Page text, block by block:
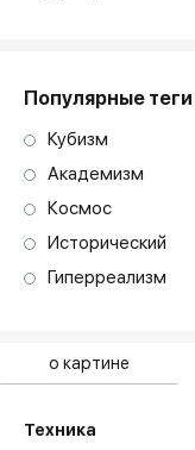
о картине
Техника
Популярные теги
Кубизм
Академизм
Космос
Исторический
Гиперреализм